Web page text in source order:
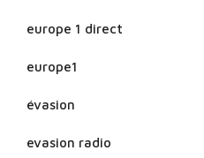
europe 1 direct
europe1
évasion
evasion radio